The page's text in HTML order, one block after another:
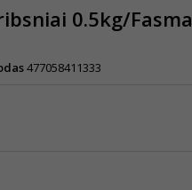
0.5kg/Fasma
477058411333